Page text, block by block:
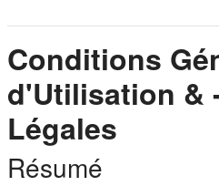
Conditions
d'Utilisation &
Légales
Résumé